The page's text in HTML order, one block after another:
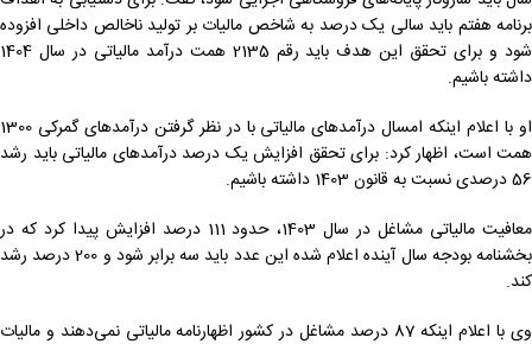
برنامه هفتم باید سالی یک درصد به شاخص مالیات بر تولید ناخالص داخلی افزوده
شود و برای تحقق این هدف باید رقم 2135 همت درآمد مالیاتی در سال 1404
داشته باشیم.
او با اعلام اینکه امسال درآمدهای مالیاتی با در نظر گرفتن درآمدهای گمرکی 1300
همت است، اظهار کرد: برای تحقق افزایش یک درصد درآمدهای مالیاتی باید رشد
56 درصدی نسبت به قانون 1403 داشته باشیم.
معافیت مالیاتی مشاغل در سال 1403، حدود 111 درصد افزایش پیدا کرد که در
بخشنامه بودجه سال آینده اعلام شده این عدد باید سه برابر شود و 200 درصد رشد
کند.
وی با اعلام اینکه 87 درصد مشاغل در کشور اظهارنامه مالیاتی نمی‌دهند و مالیات